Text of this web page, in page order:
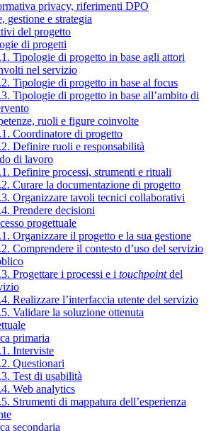
privacy, riferimenti DPO
gestione e strategia
del progetto
di progetti
Tipologie di progetto in base agli attori
nel servizio
Tipologie di progetto in base al focus
Tipologie di progetto in base all’ambito di
ruoli e figure coinvolte
Coordinatore di progetto
Definire ruoli e responsabilità
di lavoro
Definire processi, strumenti e rituali
Curare la documentazione di progetto
Organizzare tavoli tecnici collaborativi
Prendere decisioni
progettuale
Organizzare il progetto e la sua gestione
Comprendere il contesto d’uso del servizio
Progettare i processi e i touchpointdel
Realizzare l’interfaccia utente del servizio
Validare la soluzione ottenuta
primaria
Interviste
Questionari
Test di usabilità
Web analytics
Strumenti di mappatura dell’esperienza
secondaria